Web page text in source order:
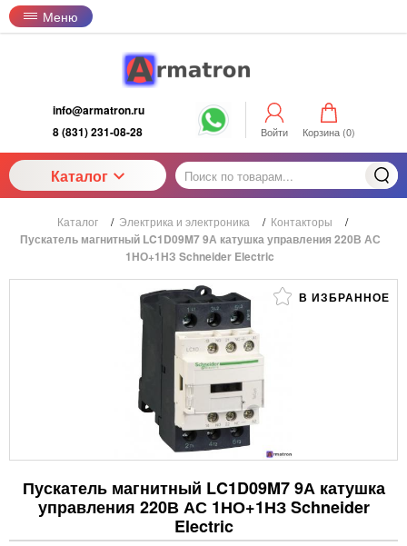
Меню
info@armatron.ru
8 (831) 231-08-28
Войти Корзина (0)
Каталог
Каталог / Электрика и электроника / Контакторы /
Пускатель магнитный LC1D09M7 9А катушка управления 220В АС
1НО+1НЗ Schneider Electric
В ИЗБРАННОЕ
Пускатель магнитный LC1D09M7 9А катушка
управления 220В АС 1НО+1НЗ Schneider
Electric